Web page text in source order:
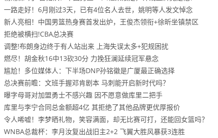
一路走好！6月刚过3天，已有4位名人去世，姚明等人发文悼念
新人亮相！中国男篮热身赛首发出炉，王俊杰领衔+徐昕坐镇禁区
拒绝被横扫!CBA总决赛
调整!布朗身边终于有人站出来 上海失误太多+犯规困扰
燃尽！胡金秋16中13砍30分 力挽狂澜延续冠军悬念
尴尬！多位媒体人：下半场DNP孙铭徽是广厦最正确选择
总决赛前瞻：文班手握邓肯剧本 马刺能开启新时代吗？
曝字母哥对加盟勇士不感兴趣 因不愿意做库里二把手
库里与李宁合同总金额超4亿 其拒绝了其他品牌更优厚报价
令人唏嘘！李梦晒礼物，笑容满面，却无比赛可打，还能回女篮吗？
WNBA总裁杯：李月汝复出战旧主2+2 飞翼大胜风暴获3连胜